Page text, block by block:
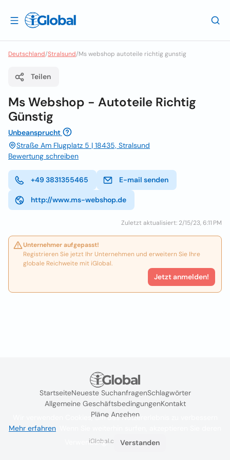
Deutschland/Stralsund/Ms webshop autoteile richtig gunstig
Teilen
Ms Webshop - Autoteile Richtig
Günstig
Unbeansprucht
Straße Am Flugplatz 5 | 18435, Stralsund
Bewertung schreiben
+49 3831355465 E-mail senden
http://www.ms-webshop.de
Zuletzt aktualisiert: 2/15/23, 6:11 PM
Unternehmer aufgepasst!
Registrieren Sie jetzt Ihr Unternehmen und erweitern Sie Ihre
globale Reichweite mit iGlobal.
Jetzt anmelden!
StartseiteNeueste SuchanfragenSchlagwörter
Allgemeine GeschäftsbedingungenKontakt
Pläne Ansehen
iGlobal.co @ 2024
Wir verwenden Cookies, um das Nutzererlebnis zu verbessern
Mehr erfahren
Verwendung.
Verstanden